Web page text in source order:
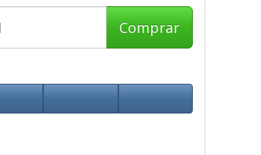
Comprar